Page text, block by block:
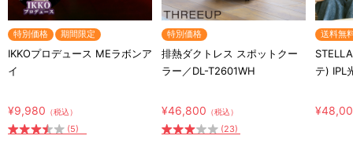
特別価格 期間限定
IKKOプロデュース MEラボンア
イ
¥9,980 （税込）
(5)
特別価格
排熱ダクトレス スポットクー
ラー／DL-T2601WH
¥46,800 （税込）
(23)
送料無
テ) IPL